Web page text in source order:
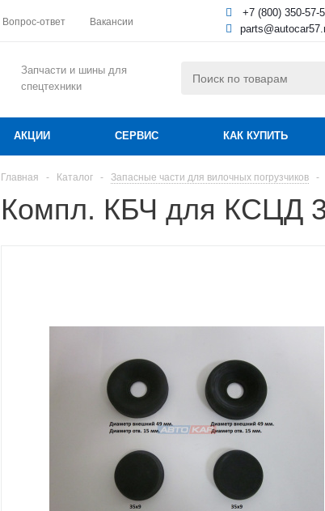
Вопрос-ответ Вакансии
+7 (800) 350-57-
Запчасти и шины для
спецтехники
АКЦИИ СЕРВИС КАК КУПИТЬ
Главная - Каталог - Запасные части для вилочных погрузчиков -
Компл. КБЧ для КСЦД